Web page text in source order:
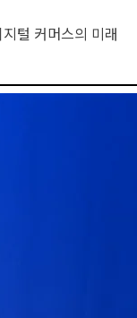
털 커머스의 미래